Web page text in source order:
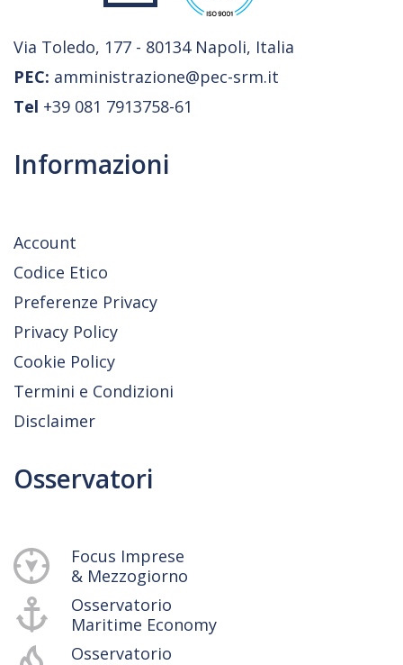
Via Toledo, 177 - 80134 Napoli, Italia
PEC: amministrazione@pec-srm.it
Tel +39 081 7913758-61
Informazioni
Account
Codice Etico
Preferenze Privacy
Privacy Policy
Cookie Policy
Termini e Condizioni
Disclaimer
Osservatori
Focus Imprese
& Mezzogiorno
Osservatorio
Maritime Economy
Osservatorio